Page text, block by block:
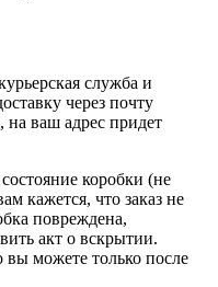
служба и
через почту
на ваш адрес придет
коробки (не
кажется, что заказ не
повреждена,
акт о вскрытии.
вы можете только после